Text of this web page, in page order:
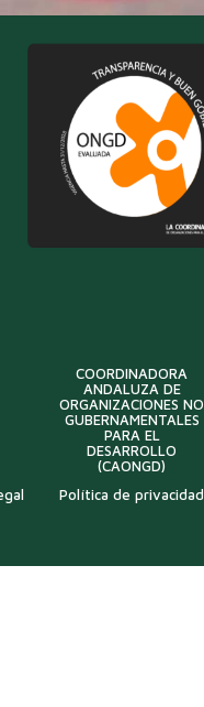
COORDINADORA
ANDALUZA DE
ORGANIZACIONES NO
GUBERNAMENTALES
PARA EL
DESARROLLO
(CAONGD)
Política de privacidad